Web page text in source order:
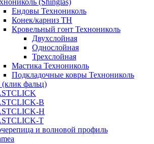
(Shinglas)
Ендовы Технониколь
Конек/карниз ТН
Кровельный гонт Технониколь
Двухслойная
Однослойная
Трехслойная
Мастика Технониколь
Подкладочные ковры Технониколь
(клик фальц)
B
H
T
и волновой профиль